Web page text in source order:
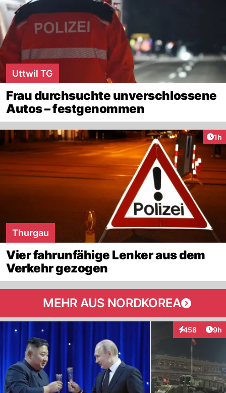
Uttwil TG
Frau durchsuchte unverschlossene
Autos – festgenommen
1h
Thurgau
Vier fahrunfähige Lenker aus dem
Verkehr gezogen
MEHR AUS NORDKOREA
458
Interaktionen
9h